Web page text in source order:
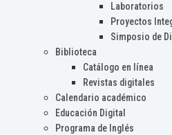
Laboratorios
Proyectos
Simposio de
Biblioteca
Catálogo en línea
Revistas digitales
Calendario académico
Educación Digital
Programa de Inglés